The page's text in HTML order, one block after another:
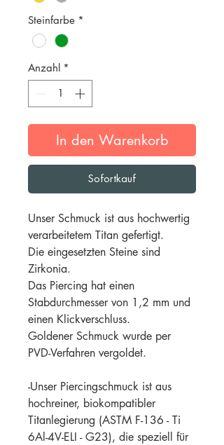
Steinfarbe *
Anzahl *
In den Warenkorb
Sofortkauf
Unser Schmuck ist aus hochwertig
verarbeitetem Titan gefertigt.
Die eingesetzten Steine sind
Zirkonia.
Das Piercing hat einen
Stabdurchmesser von 1,2 mm und
einen Klickverschluss.
Goldener Schmuck wurde per
PVD-Verfahren vergoldet.
-Unser Piercingschmuck ist aus
hochreiner, biokompatibler
Titanlegierung (ASTM F-136 - Ti
6Al-4V-ELI - G23), die speziell für